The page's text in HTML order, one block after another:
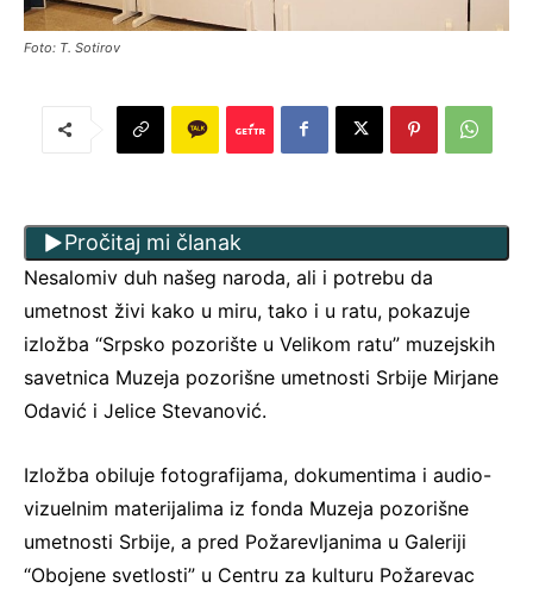
Foto: T. Sotirov
Pročitaj mi članak
Nesalomiv duh našeg naroda, ali i potrebu da
umetnost živi kako u miru, tako i u ratu, pokazuje
izložba “Srpsko pozorište u Velikom ratu” muzejskih
savetnica Muzeja pozorišne umetnosti Srbije Mirjane
Odavić i Jelice Stevanović.
Izložba obiluje fotografijama, dokumentima i audio-
vizuelnim materijalima iz fonda Muzeja pozorišne
umetnosti Srbije, a pred Požarevljanima u Galeriji
“Obojene svetlosti” u Centru za kulturu Požarevac